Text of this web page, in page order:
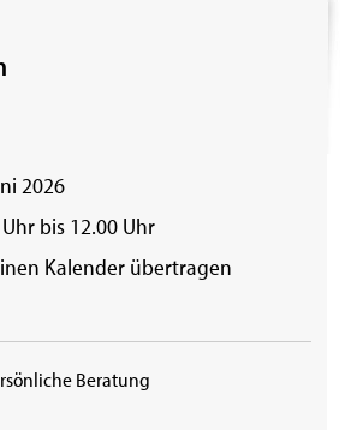
2026
bis 12.00 Uhr
Kalender übertragen
Beratung